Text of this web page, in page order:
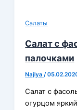
Салаты
Салат с
палочками
Najlya /
Салат с
огурцом